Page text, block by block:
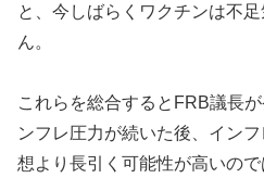
と、今しばらくワクチンは不
ん。
これらを総合するとFRB議長
ンフレ圧力が続いた後、イン
想より長引く可能性が高いので